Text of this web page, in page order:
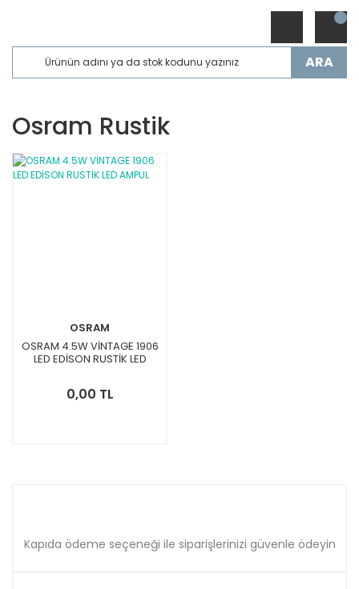
ARA
Osram Rustik
OSRAM
OSRAM 4.5W VİNTAGE 1906
LED EDİSON RUSTİK LED
0,00 TL
Kapıda ödeme seçeneği ile siparişlerinizi güvenle ödeyin